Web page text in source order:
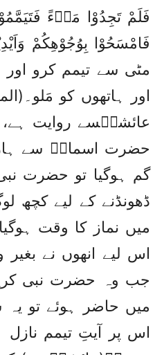
فَلَمْ تَجِدُوْا مَاۗءً
فَامْسَحُوْا بِوُجُوْهِكُمْ
مٹی سے تیمم کرو اور
اور ہاتھوں کو
عائشہؓسے روایت ہے،
حضرت اسماءؓ سے ہار
گم ہوگیا تو حضرت
ڈھونڈنے کے لیے کچھ
میں نماز کا وقت
اس لیے انھوں نے بغیر
جب وہ حضرت نبی
میں حاضر ہوئے تو
اس پر آیتِ تیمم نازل